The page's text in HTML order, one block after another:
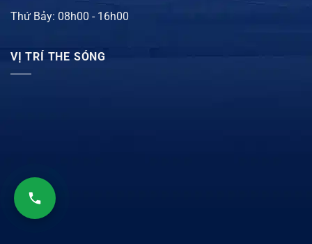
Thứ Bảy: 08h00 - 16h00
VỊ TRÍ THE SÓNG